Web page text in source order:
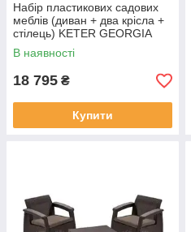
Набір пластикових садових
меблів (диван + два крісла +
стілець) KETER GEORGIA
SET 216741 коричневий
В наявності
18 795 ₴
Купити